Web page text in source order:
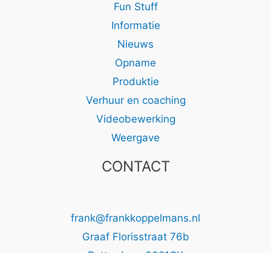
Fun Stuff
Informatie
Nieuws
Opname
Produktie
Verhuur en coaching
Videobewerking
Weergave
CONTACT
frank@frankkoppelmans.nl
Graaf Florisstraat 76b